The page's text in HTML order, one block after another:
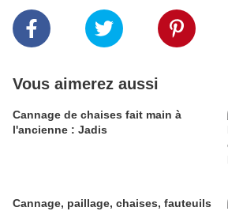
Vous aimerez aussi
Cannage de chaises fait main à
l'ancienne : Jadis
Cannage, paillage, chaises, fauteuils